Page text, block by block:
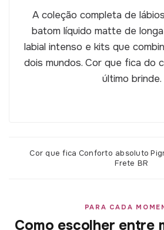
A coleção completa de
batom líquido matte de
labial intenso e kits que
dois mundos. Cor que fica do
último brinde.
Cor que fica·Conforto absoluto·
Frete BR
PARA CADA
Como escolher entre